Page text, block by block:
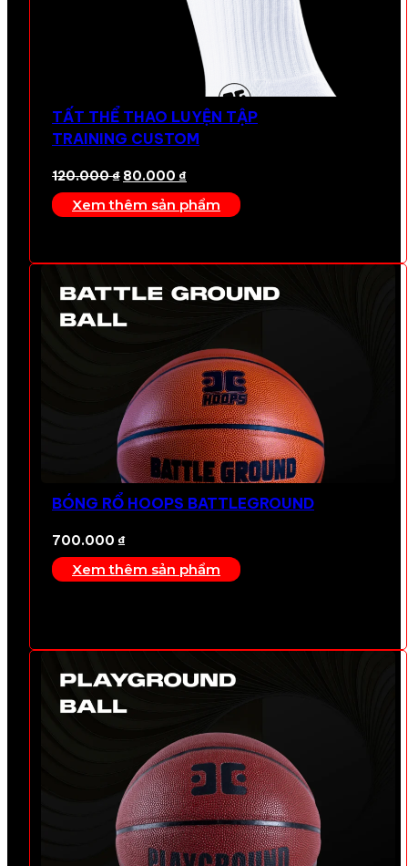
TẤT THỂ THAO LUYỆN TẬP
TRAINING CUSTOM
120.000₫ Giá
gốc
là:
80.000 ₫Giá
hiện
tại
Xem thêm sản phẩm
BÓNG RỔ HOOPS BATTLEGROUND
700.000 ₫
Xem thêm sản phẩm